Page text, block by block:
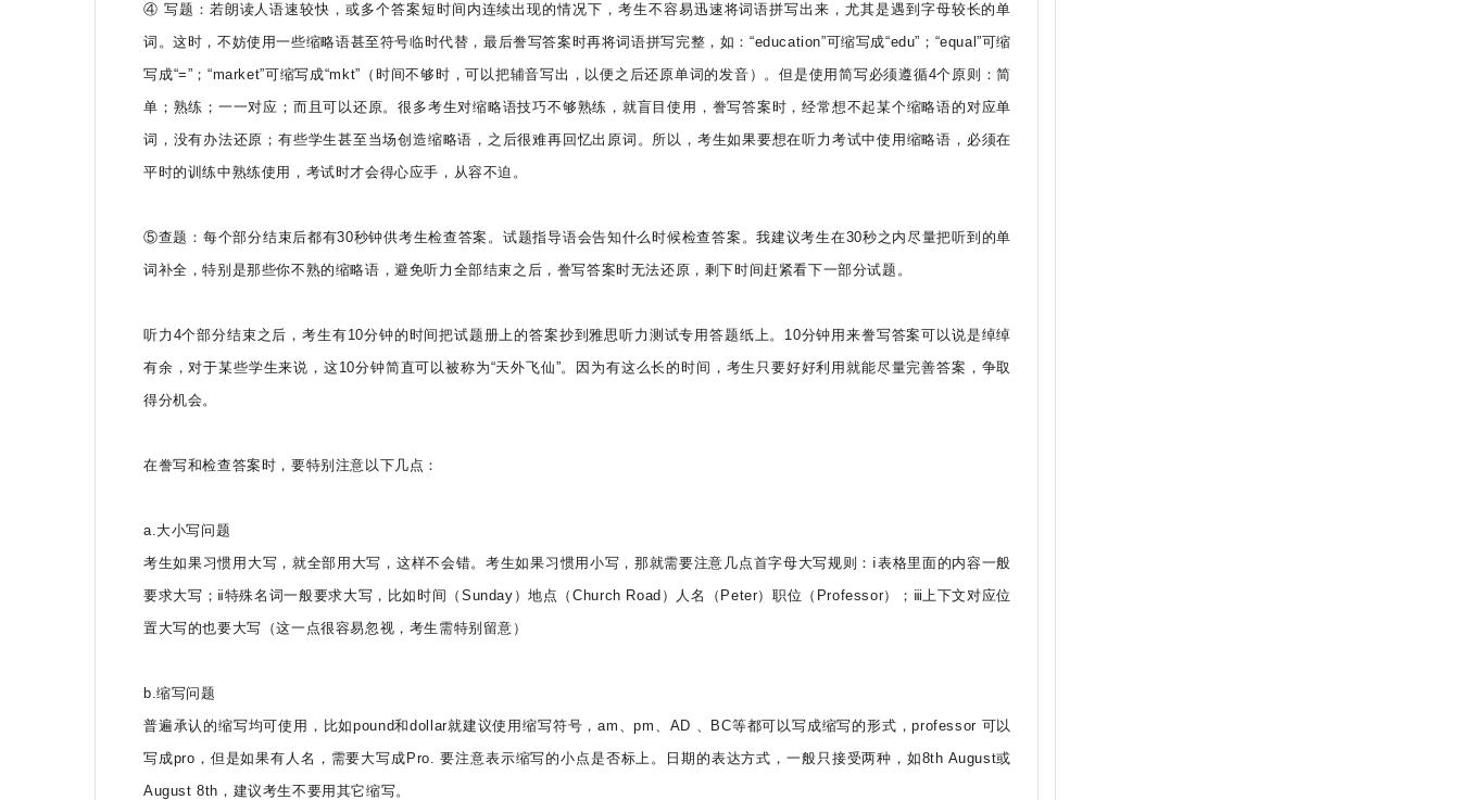
④ 写题：若朗读人语速较快，或多个答案短时间内连续出现的情况下，考生不容易迅速将词语拼写出来，尤其是遇到字母较长的单
词。这时，不妨使用一些缩略语甚至符号临时代替，最后誊写答案时再将词语拼写完整，如：“education”可缩写成“edu”；“equal”可缩
写成“=”；“market”可缩写成“mkt”（时间不够时，可以把辅音写出，以便之后还原单词的发音）。但是使用简写必须遵循4个原则：简
单；熟练；一一对应；而且可以还原。很多考生对缩略语技巧不够熟练，就盲目使用，誊写答案时，经常想不起某个缩略语的对应单
词，没有办法还原；有些学生甚至当场创造缩略语，之后很难再回忆出原词。所以，考生如果要想在听力考试中使用缩略语，必须在
平时的训练中熟练使用，考试时才会得心应手，从容不迫。
⑤查题：每个部分结束后都有30秒钟供考生检查答案。试题指导语会告知什么时候检查答案。我建议考生在30秒之内尽量把听到的单
词补全，特别是那些你不熟的缩略语，避免听力全部结束之后，誊写答案时无法还原，剩下时间赶紧看下一部分试题。
听力4个部分结束之后，考生有10分钟的时间把试题册上的答案抄到雅思听力测试专用答题纸上。10分钟用来誊写答案可以说是绰绰
有余，对于某些学生来说，这10分钟简直可以被称为“天外飞仙”。因为有这么长的时间，考生只要好好利用就能尽量完善答案，争取
得分机会。
在誊写和检查答案时，要特别注意以下几点：
a.大小写问题
考生如果习惯用大写，就全部用大写，这样不会错。考生如果习惯用小写，那就需要注意几点首字母大写规则：ⅰ表格里面的内容一般
要求大写；ⅱ特殊名词一般要求大写，比如时间（Sunday）地点（Church Road）人名（Peter）职位（Professor）；ⅲ上下文对应位
置大写的也要大写（这一点很容易忽视，考生需特别留意）
b.缩写问题
普遍承认的缩写均可使用，比如pound和dollar就建议使用缩写符号，am、pm、AD 、BC等都可以写成缩写的形式，professor 可以
写成pro，但是如果有人名，需要大写成Pro. 要注意表示缩写的小点是否标上。日期的表达方式，一般只接受两种，如8th August或
August 8th，建议考生不要用其它缩写。